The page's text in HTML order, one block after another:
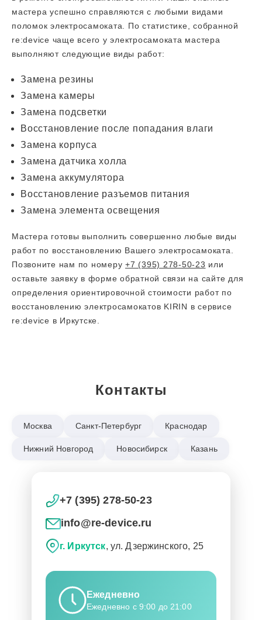
мастера успешно справляются с любыми видами
поломок электросамоката. По статистике, собранной
re:device чаще всего у электросамоката мастера
выполняют следующие виды работ:
Замена резины
Замена камеры
Замена подсветки
Восстановление после попадания влаги
Замена корпуса
Замена датчика холла
Замена аккумулятора
Восстановление разъемов питания
Замена элемента освещения
Мастера готовы выполнить совершенно любые виды
работ по восстановлению Вашего электросамоката.
Позвоните нам по номеру +7 (395) 278-50-23 или
оставьте заявку в форме обратной связи на сайте для
определения ориентировочной стоимости работ по
восстановлению электросамокатов KIRIN в сервисе
re:device в Иркутске.
Контакты
Москва Санкт-Петербург Краснодар
Нижний Новгород Новосибирск Казань
+7 (395) 278-50-23
info@re-device.ru
г. Иркутск, ул. Дзержинского, 25
Ежедневно
Ежедневно с 9:00 до 21:00